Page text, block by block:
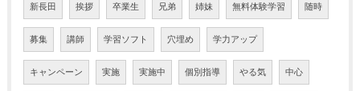
新長田 挨拶 卒業生 兄弟 姉妹 無料体験学習 随時
募集 講師 学習ソフト 穴埋め 学力アップ
キャンペーン 実施 実施中 個別指導 やる気 中心